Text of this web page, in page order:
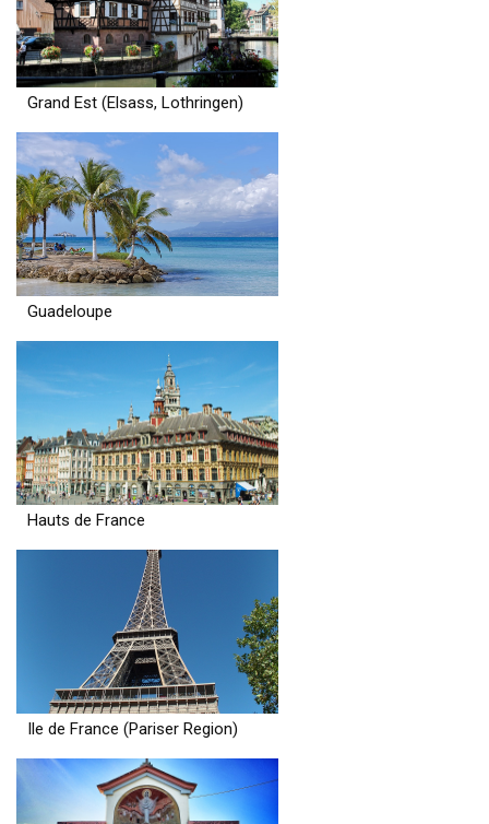
Grand Est (Elsass, Lothringen)
Guadeloupe
Hauts de France
Ile de France (Pariser Region)